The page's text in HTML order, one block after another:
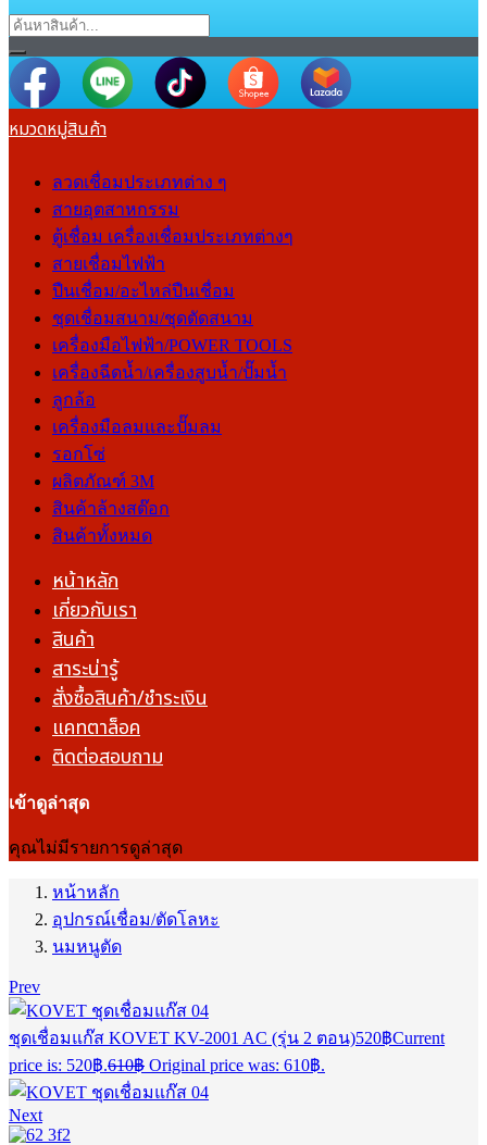
หมวดหมู่สินค้า
ลวดเชื่อมประเภทต่าง ๆ
สายอุตสาหกรรม
ตู้เชื่อม เครื่องเชื่อมประเภทต่างๆ
สายเชื่อมไฟฟ้า
ปืนเชื่อม/อะไหล่ปืนเชื่อม
ชุดเชื่อมสนาม/ชุดตัดสนาม
เครื่องมือไฟฟ้า/POWER TOOLS
เครื่องฉีดน้ำ/เครื่องสูบน้ำ/ปั๊มน้ำ
ลูกล้อ
เครื่องมือลมและปั๊มลม
รอกโซ่
ผลิตภัณฑ์ 3M
สินค้าล้างสต๊อก
สินค้าทั้งหมด
หน้าหลัก
เกี่ยวกับเรา
สินค้า
สาระน่ารู้
สั่งซื้อสินค้า/ชำระเงิน
แคทตาล็อค
ติดต่อสอบถาม
เข้าดูล่าสุด
คุณไม่มีรายการดูล่าสุด
หน้าหลัก
อุปกรณ์เชื่อม/ตัดโลหะ
นมหนูตัด
Prev
ชุดเชื่อมแก๊ส KOVET KV-2001 AC (รุ่น 2 ตอน)520฿Current
price is: 520฿.610฿ Original price was: 610฿.
Next